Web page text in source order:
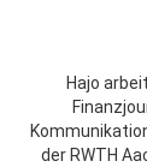
Hajo
der RWTH